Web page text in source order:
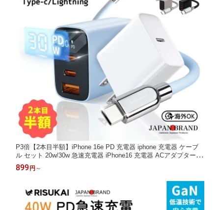
P3倍【2本目半額】iPhone 16e PD 充電器 iphone 充電器 ケーブ
ル セット 20w/30w 急速充電器 iPhone16 充電器 ACアダプター A
ndroid 充電器 タイプc ケーブル 電源アダプター ライトニングケ
ーブル タイプc 充電器 小型 PSE認証 コンパクト iPhone15 充電
899 円 ～